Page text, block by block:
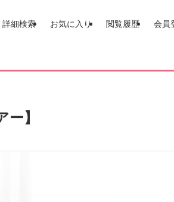
詳細検索 お気に入り 閲覧履歴 会員
】